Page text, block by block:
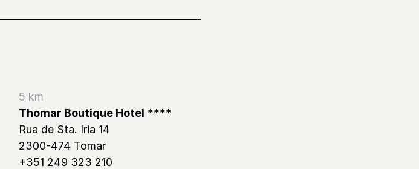
5 km
Thomar Boutique Hotel ****
Rua de Sta. Iria 14
2300-474 Tomar
+351 249 323 210